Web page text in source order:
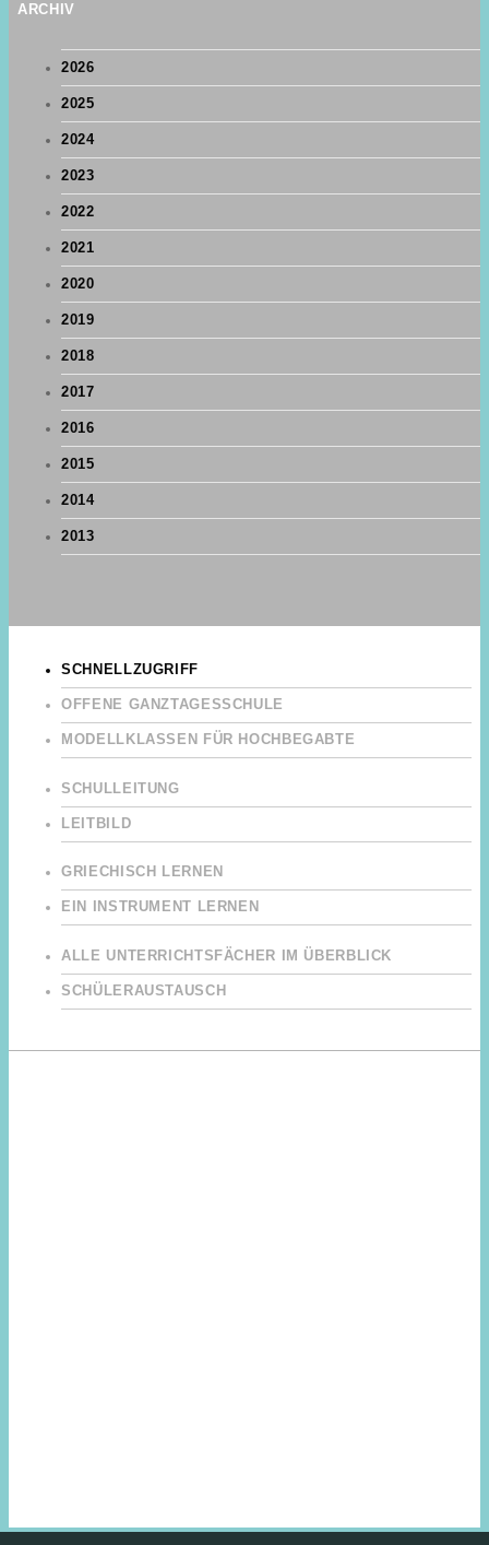
ARCHIV
2026
2025
2024
2023
2022
2021
2020
2019
2018
2017
2016
2015
2014
2013
SCHNELLZUGRIFF
OFFENE GANZTAGESSCHULE
MODELLKLASSEN FÜR HOCHBEGABTE
SCHULLEITUNG
LEITBILD
GRIECHISCH LERNEN
EIN INSTRUMENT LERNEN
ALLE UNTERRICHTSFÄCHER IM ÜBERBLICK
SCHÜLERAUSTAUSCH